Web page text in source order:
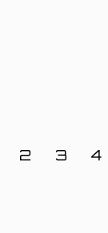
2 3 4